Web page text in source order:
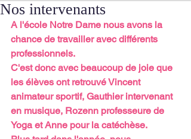
Nos intervenants
A l'école Notre Dame nous avons la
chance de travailler avec différents
professionnels.
C'est donc avec beaucoup de joie que
les élèves ont retrouvé Vincent
animateur sportif, Gauthier intervenant
en musique, Rozenn professeure de
Yoga et Anne pour la catéchèse.